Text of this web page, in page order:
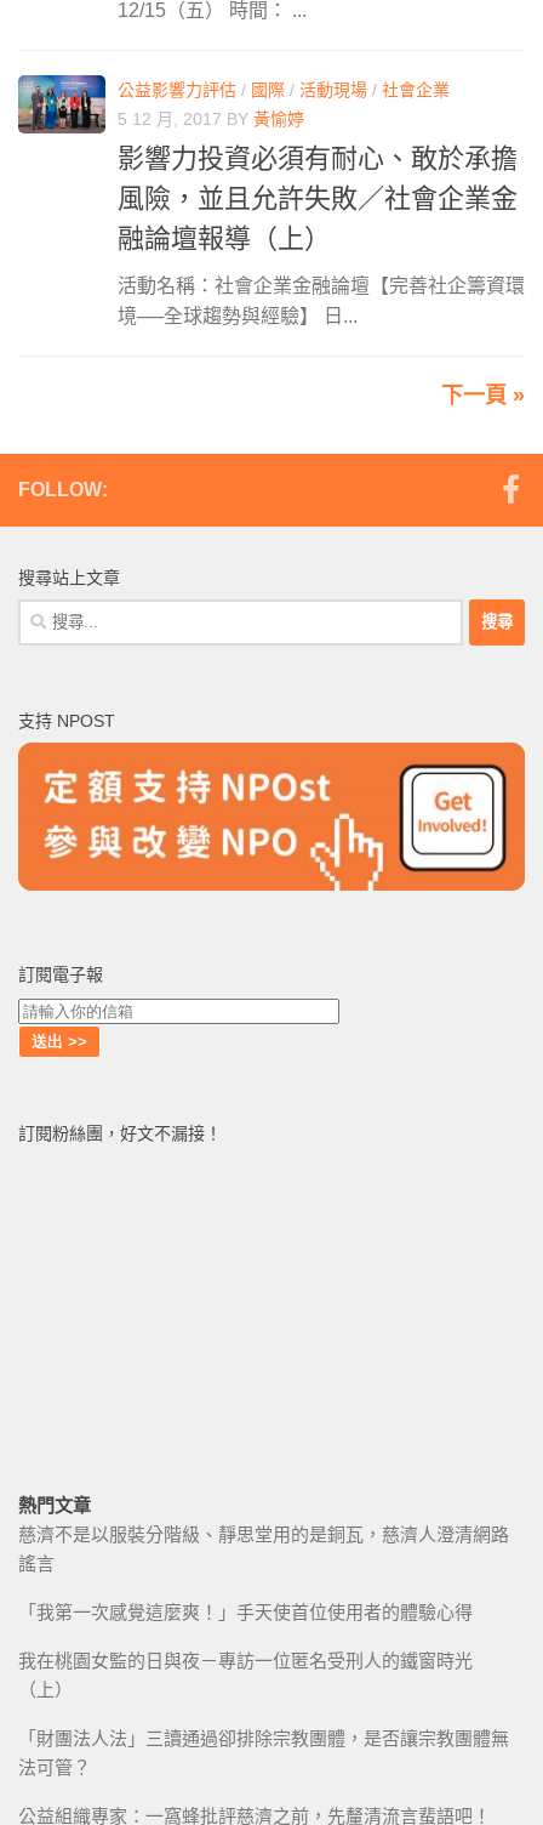
12/15（五） 時間： ...
公益影響力評估 / 國際 / 活動現場 / 社會企業
5 12 月, 2017 BY 黃愉婷
影響力投資必須有耐心、敢於承擔
風險，並且允許失敗／社會企業金
融論壇報導（上）
活動名稱：社會企業金融論壇【完善社企籌資環
境──全球趨勢與經驗】 日...
下一頁 »
FOLLOW:
搜尋站上文章
搜
尋
字:
支持 NPOST
訂閱電子報
訂閱粉絲團，好文不漏接！
熱門文章
慈濟不是以服裝分階級、靜思堂用的是銅瓦，慈濟人澄清網路
謠言
「我第一次感覺這麼爽！」手天使首位使用者的體驗心得
我在桃園女監的日與夜－專訪一位匿名受刑人的鐵窗時光
（上）
「財團法人法」三讀通過卻排除宗教團體，是否讓宗教團體無
法可管？
公益組織專家：一窩蜂批評慈濟之前，先釐清流言蜚語吧！